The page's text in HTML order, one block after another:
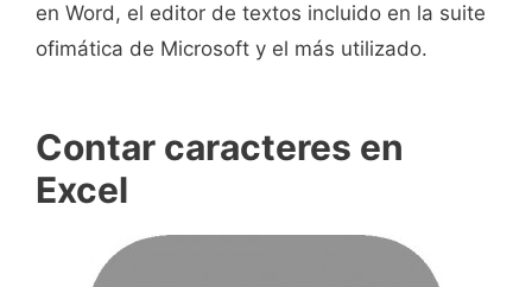
en Word, el editor de textos incluido en la suite
ofimática de Microsoft y el más utilizado.
Contar caracteres en
Excel